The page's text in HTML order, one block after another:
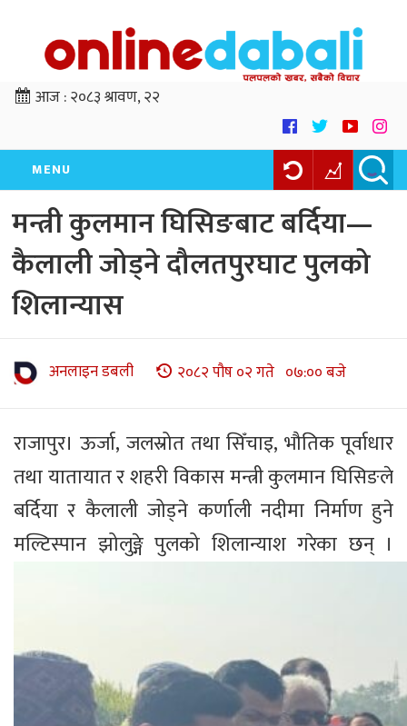
आज :२०८३ श्रावण, २२
MENU
मन्त्री कुलमान घिसिङबाट बर्दिया—
कैलाली जोड्ने दौलतपुरघाट पुलको
शिलान्यास
अनलाइन डबली २०८२ पौष ०२ गते ०७:०० बजे
राजापुर। ऊर्जा, जलस्रोत तथा सिँचाइ, भौतिक पूर्वाधार
तथा यातायात र शहरी विकास मन्त्री कुलमान घिसिङले
बर्दिया र कैलाली जोड्ने कर्णाली नदीमा निर्माण हुने
मल्टिस्पान झोलुङ्गे पुलको शिलान्याश गरेका छन् ।